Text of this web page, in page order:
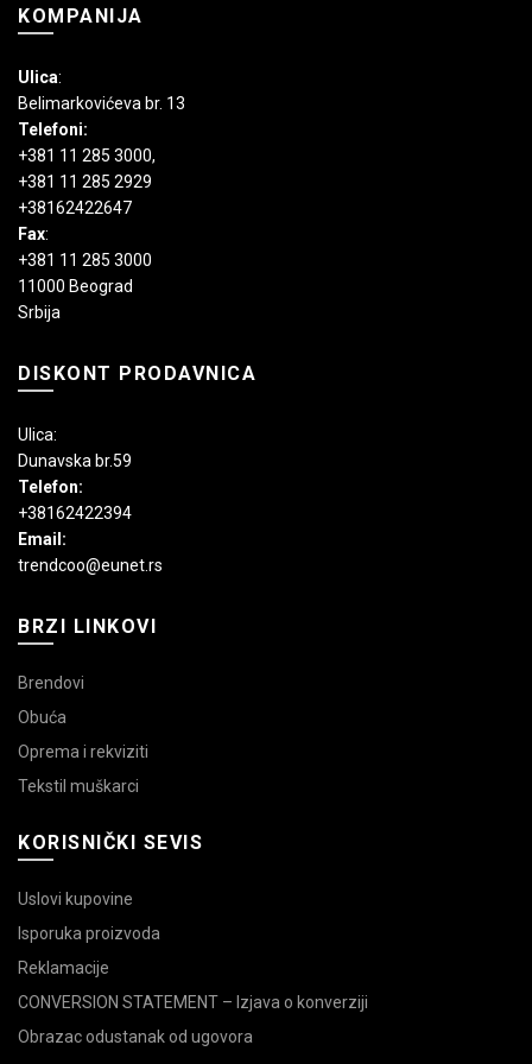
KOMPANIJA
Ulica:
Belimarkovićeva br. 13
Telefoni:
+381 11 285 3000,
+381 11 285 2929
+38162422647
Fax:
+381 11 285 3000
11000 Beograd
Srbija
DISKONT PRODAVNICA
Ulica:
Dunavska br.59
Telefon:
+38162422394
Email:
trendcoo@eunet.rs
BRZI LINKOVI
Brendovi
Obuća
Oprema i rekviziti
Tekstil muškarci
KORISNIČKI SEVIS
Uslovi kupovine
Isporuka proizvoda
Reklamacije
CONVERSION STATEMENT – Izjava o konverziji
Obrazac odustanak od ugovora